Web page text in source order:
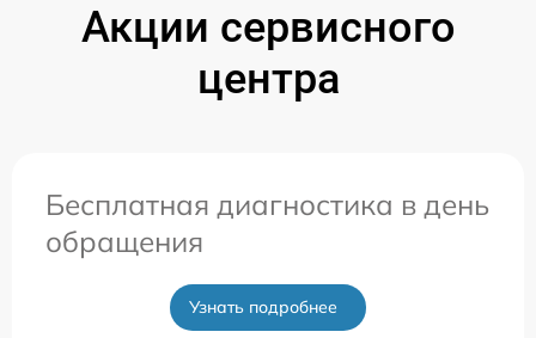
Акции сервисного
центра
Бесплатная диагностика в день
обращения
Узнать подробнее